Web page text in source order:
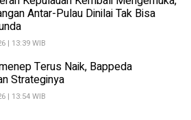
Antar-Pulau Dinilai Tak Bisa
| 13:39 WIB
Terus Naik, Bappeda
Strateginya
| 13:54 WIB